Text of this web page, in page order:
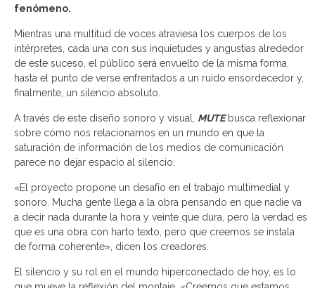
fenómeno.
Mientras una multitud de voces atraviesa los cuerpos de los
intérpretes, cada una con sus inquietudes y angustias alrededor
de este suceso, el público será envuelto de la misma forma,
hasta el punto de verse enfrentados a un ruido ensordecedor y,
finalmente, un silencio absoluto.
A través de este diseño sonoro y visual, MUTEbusca reflexionar
sobre cómo nos relacionamos en un mundo en que la
saturación de información de los medios de comunicación
parece no dejar espacio al silencio.
«El proyecto propone un desafío en el trabajo multimedial y
sonoro. Mucha gente llega a la obra pensando en que nadie va
a decir nada durante la hora y veinte que dura, pero la verdad es
que es una obra con harto texto, pero que creemos se instala
de forma coherente», dicen los creadores.
El silencio y su rol en el mundo hiperconectado de hoy, es lo